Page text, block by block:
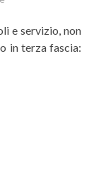
e servizio, non
in terza fascia: